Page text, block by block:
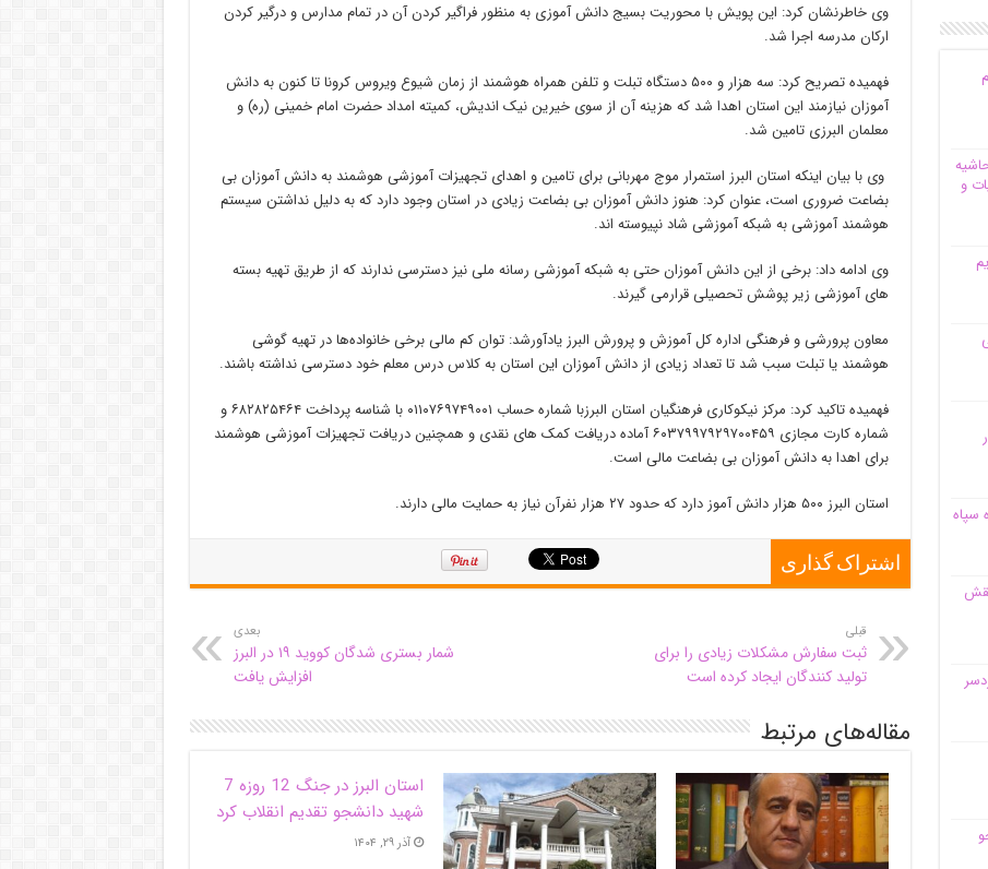
وی خاطرنشان کرد: این پویش با محوریت بسیج دانش آموزی به منظور فراگیر کردن آن در تمام مدارس و درگیر کردن
ارکان مدرسه اجرا شد.
فهمیده تصریح کرد: سه هزار و ۵۰۰ دستگاه تبلت و تلفن همراه هوشمند از زمان شیوع ویروس کرونا تا کنون به دانش
آموزان نیازمند این استان اهدا شد که هزینه آن از سوی خیرین نیک اندیش، کمیته امداد حضرت امام خمینی (ره) و
معلمان البرزی تامین شد.
وی با بیان اینکه استان البرز استمرار موج مهربانی برای تامین و اهدای تجهیزات آموزشی هوشمند به دانش آموزان بی
بضاعت ضروری است، عنوان کرد: هنوز دانش آموزان بی بضاعت زیادی در استان وجود دارد که به دلیل نداشتن سیستم
هوشمند آموزشی به شبکه آموزشی شاد نپیوسته اند.
وی ادامه داد: برخی از این دانش آموزان حتی به شبکه آموزشی رسانه ملی نیز دسترسی ندارند که از طریق تهیه بسته
های آموزشی زیر پوشش تحصیلی قرارمی گیرند.
معاون پرورشی و فرهنگی اداره کل آموزش و پرورش البرز یادآورشد: توان کم مالی برخی خانواده‌ها در تهیه گوشی
هوشمند یا تبلت سبب شد تا تعداد زیادی از دانش آموزان این استان به کلاس درس معلم خود دسترسی نداشته باشند.
فهمیده تاکید کرد: مرکز نیکوکاری فرهنگیان استان البرزبا شماره حساب ۰۱۱۰۷۶۹۷۴۹۰۰۱ با شناسه پرداخت ۶۸۲۸۲۵۴۶۴ و
شماره کارت مجازی ۶۰۳۷۹۹۷۹۲۹۷۰۰۴۵۹ آماده دریافت کمک های نقدی و همچنین دریافت تجهیزات آموزشی هوشمند
برای اهدا به دانش آموزان بی بضاعت مالی است.
استان البرز ۵۰۰ هزار دانش آموز دارد که حدود ۲۷ هزار نفرآن نیاز به حمایت مالی دارند.
اشتراک گذاری
قبلی
ثبت سفارش مشکلات زیادی را برای
تولید کنندگان ایجاد کرده است
بعدی
شمار بستری شدگان کووید ۱۹ در البرز
افزایش یافت
مقاله‌های مرتبط
استان البرز در جنگ 12 روزه 7
شهید دانشجو تقدیم انقلاب کرد
آذر ۲۹, ۱۴۰۴
و
سپاه